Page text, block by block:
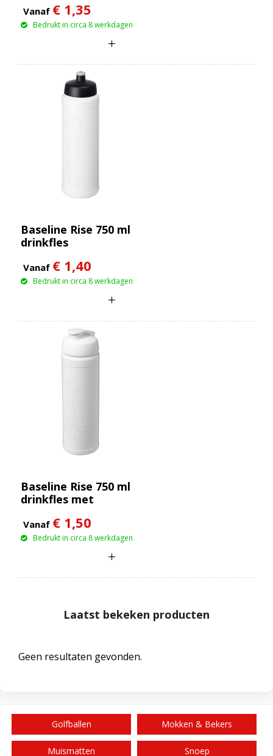
Vanaf € 1,35
Bedrukt in circa 8 werkdagen
Baseline Rise 750 ml
drinkfles
Vanaf € 1,40
Bedrukt in circa 8 werkdagen
Baseline Rise 750 ml
drinkfles met
Vanaf € 1,50
Bedrukt in circa 8 werkdagen
Laatst bekeken producten
Geen resultaten gevonden.
Golfballen Mokken & Bekers
Muismatten Snoep